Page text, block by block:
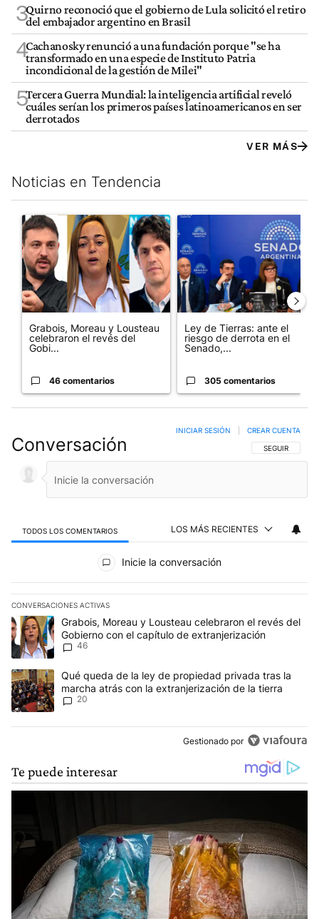
3Quirno reconoció que el gobierno de Lula solicitó el retiro
del embajador argentino en Brasil
4Cachanosky renunció a una fundación porque "se ha
transformado en una especie de Instituto Patria
incondicional de la gestión de Milei"
5Tercera Guerra Mundial: la inteligencia artificial reveló
cuáles serían los primeros países latinoamericanos en ser
derrotados
VER MÁS
Noticias en Tendencia
Este listado muestra los artículos con más comentarios en los
Un artículo de tendencia con el título "Grabois, Moreau y
Grabois, Moreau y Lousteau
celebraron el revés del
Gobi...
46 comentarios
Un artículo de tendencia con
Ley de Tierras: ante el
riesgo de derrota en el
Senado,...
305 comentarios
Conversación SIGA ESTA
SEGUIR
INICIAR SESIÓN CREAR CUENTA
TODOS LOS COMENTARIOS LOS MÁS RECIENTES
Todos los comentarios
Inicie la conversación
CONVERSACIONES ACTIVAS
Este listado muestra los artículos con más comentarios en los
Un artículo de tendencia con el título "Grabois, Moreau y
Grabois, Moreau y Lousteau celebraron el revés del
Gobierno con el capítulo de extranjerización
46
Un artículo de tendencia con el título "Qué queda de la ley de
Qué queda de la ley de propiedad privada tras la
marcha atrás con la extranjerización de la tierra
20
Gestionado por